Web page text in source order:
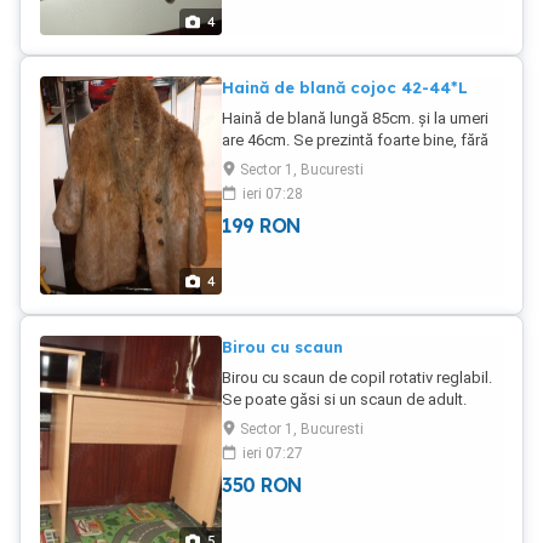
4
4
Haină de blană cojoc 42-44*L
Haină de blană lungă 85cm. și la umeri
are 46cm. Se prezintă foarte bine, fără
rupturi, arsuri de țigare sau mâncată de
molii. Predare personală S1 sau
expediez oriunde în țară cu ramburs 30
lei doar prin poșta română. Vizitați și
Sector 1, Bucuresti
ieri 07:28
199 RON
Birou cu scaun
Birou cu scaun de copil rotativ reglabil.
Se poate găsi si un scaun de adult.
Biroul este cu roți și are compartiment
pentru PC. Doar predare personală
sectorul 1.
Sector 1, Bucuresti
ieri 07:27
350 RON